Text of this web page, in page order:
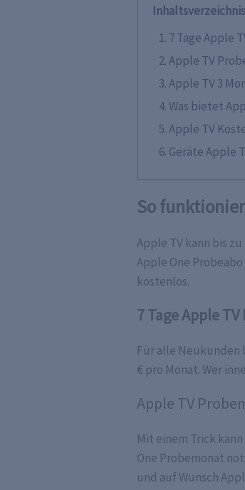
Inhaltsverzeichnis
7 Tage Apple
Apple TV
Apple TV 3
Was bietet
Apple TV
Geräte Apple
So
Apple TV kann bis
Apple One
kostenlos.
7 Tage Apple
Für alle Neukunden
€ pro Monat. Wer
Apple TV
Mit einem Trick
One Probemonat
und auf Wunsch